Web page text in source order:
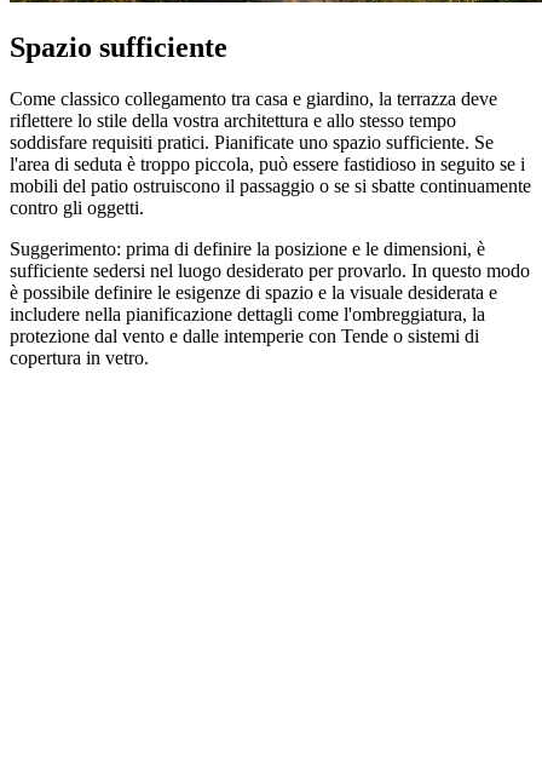
Spazio sufficiente
Come classico collegamento tra casa e giardino, la terrazza deve
riflettere lo stile della vostra architettura e allo stesso tempo
soddisfare requisiti pratici. Pianificate uno spazio sufficiente. Se
l'area di seduta è troppo piccola, può essere fastidioso in seguito se i
mobili del patio ostruiscono il passaggio o se si sbatte continuamente
contro gli oggetti.
Suggerimento: prima di definire la posizione e le dimensioni, è
sufficiente sedersi nel luogo desiderato per provarlo. In questo modo
è possibile definire le esigenze di spazio e la visuale desiderata e
includere nella pianificazione dettagli come l'ombreggiatura, la
protezione dal vento e dalle intemperie con Tende o sistemi di
copertura in vetro.